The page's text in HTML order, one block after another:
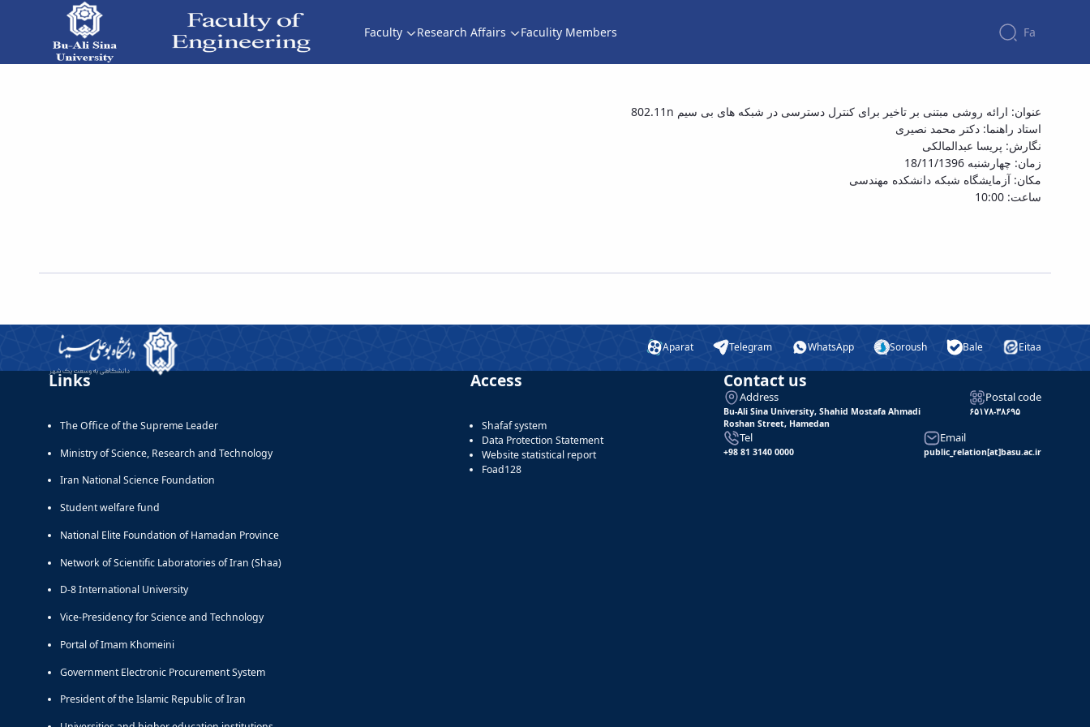
Faculty Research Affairs Faculity Members Fa
عنوان: ارائه روشی مبتنی بر تاخیر برای کنترل دسترسی در شبکه های بی سیم 802.11n
استاد راهنما: دکتر محمد نصیری
نگارش: پریسا عبدالمالکی
زمان: چهارشنبه 18/11/1396
مکان: آزمایشگاه شبکه دانشکده مهندسی
ساعت: 10:00
Aparat Telegram WhatsApp Soroush Bale Eitaa
Links
The Office of the Supreme Leader
Ministry of Science, Research and Technology
Iran National Science Foundation
Student welfare fund
National Elite Foundation of Hamadan Province
Network of Scientific Laboratories of Iran (Shaa)
D-8 International University
Vice-Presidency for Science and Technology
Portal of Imam Khomeini
Government Electronic Procurement System
President of the Islamic Republic of Iran
Access
Shafaf system
Data Protection Statement
Website statistical report
Foad128
Contact us
Address
Bu-Ali Sina University, Shahid Mostafa Ahmadi
Roshan Street, Hamedan
Postal code
۶۵۱۷۸-۳۸۶۹۵
Tel
+98 81 3140 0000
Email
public_relation[at]basu.ac.ir